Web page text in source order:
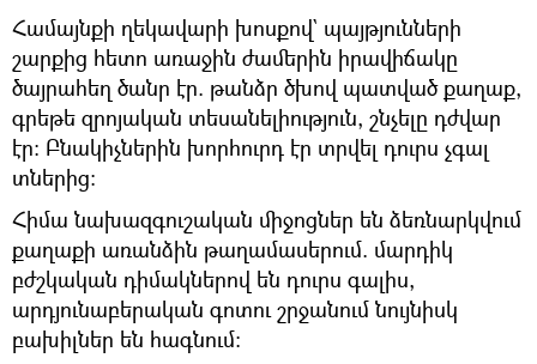
Համայնքի ղեկավարի խոսքով` պայթյունների
շարքից հետո առաջին ժամերին իրավիճակը
ծայրահեղ ծանր էր. թանձր ծխով պատված քաղաք,
գրեթե զրոյական տեսանելիություն, շնչելը դժվար
էր: Բնակիչներին խորհուրդ էր տրվել դուրս չգալ
տներից:
Հիմա նախազգուշական միջոցներ են ձեռնարկվում
քաղաքի առանձին թաղամասերում. մարդիկ
բժշկական դիմակներով են դուրս գալիս,
արդյունաբերական գոտու շրջանում նույնիսկ
բախիլներ են հագնում: